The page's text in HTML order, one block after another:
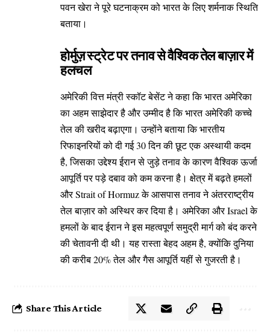
पवन खेरा ने पूरे घटनाक्रम को भारत के लिए शर्मनाक स्थिति
बताया।
होर्मुज़ स्ट्रेट पर तनाव से वैश्विक तेल बाज़ार में
हलचल
अमेरिकी वित्त मंत्री स्कॉट बेसेंट ने कहा कि भारत अमेरिका
का अहम साझेदार है और उम्मीद है कि भारत अमेरिकी कच्चे
तेल की खरीद बढ़ाएगा। उन्होंने बताया कि भारतीय
रिफाइनरियों को दी गई 30 दिन की छूट एक अस्थायी कदम
है, जिसका उद्देश्य ईरान से जुड़े तनाव के कारण वैश्विक ऊर्जा
आपूर्ति पर पड़े दबाव को कम करना है। क्षेत्र में बढ़ते हमलों
और Strait of Hormuz के आसपास तनाव ने अंतरराष्ट्रीय
तेल बाज़ार को अस्थिर कर दिया है। अमेरिका और Israel के
हमलों के बाद ईरान ने इस महत्वपूर्ण समुद्री मार्ग को बंद करने
की चेतावनी दी थी। यह रास्ता बेहद अहम है, क्योंकि दुनिया
की करीब 20% तेल और गैस आपूर्ति यहीं से गुजरती है।
Share This Article